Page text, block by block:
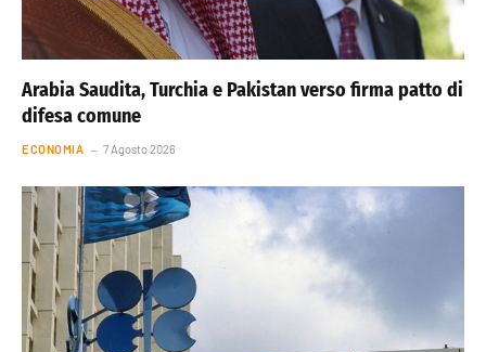
Arabia Saudita, Turchia e Pakistan verso firma patto di
difesa comune
ECONOMIA 7 Agosto 2026